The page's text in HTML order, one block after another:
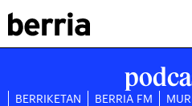
BERRIKETAN BERRIA FM